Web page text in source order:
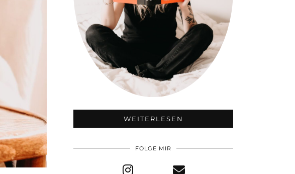
WEITERLESEN
FOLGE MIR